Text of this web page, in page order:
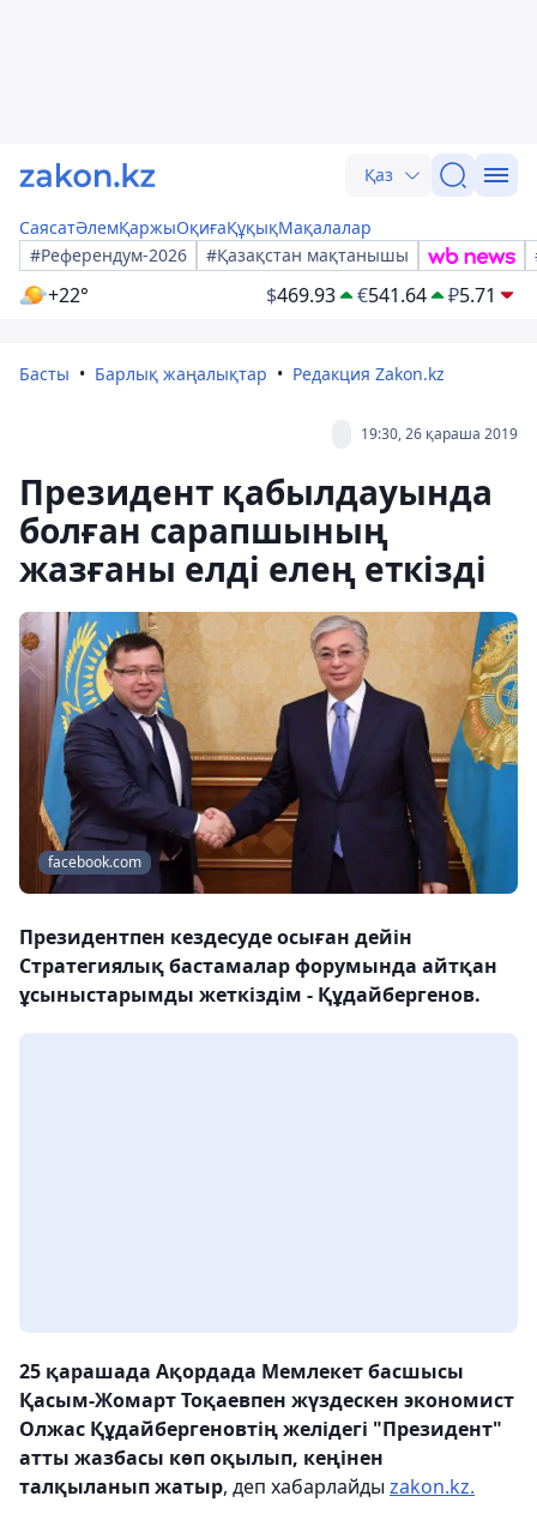
Қаз
СаясатӘлемҚаржыОқиғаҚұқықМақалалар
#Референдум-2026
#Қазақстан мақтанышы
+22° $469.93 €541.64 ₽5.71
Басты Барлық жаңалықтар Редакция Zakon.kz
19:30, 26 қараша 2019
Президент қабылдауында
болған сарапшының
жазғаны елді елең еткізді
facebook.com
Президентпен кездесуде осыған дейін
Стратегиялық бастамалар форумында айтқан
ұсыныстарымды жеткіздім - Құдайбергенов.
25 қарашада Ақордада Мемлекет басшысы
Қасым-Жомарт Тоқаевпен жүздескен экономист
Олжас Құдайбергеновтің желідегі "Президент"
атты жазбасы көп оқылып, кеңінен
талқыланып жатыр, деп хабарлайды zakon.kz.